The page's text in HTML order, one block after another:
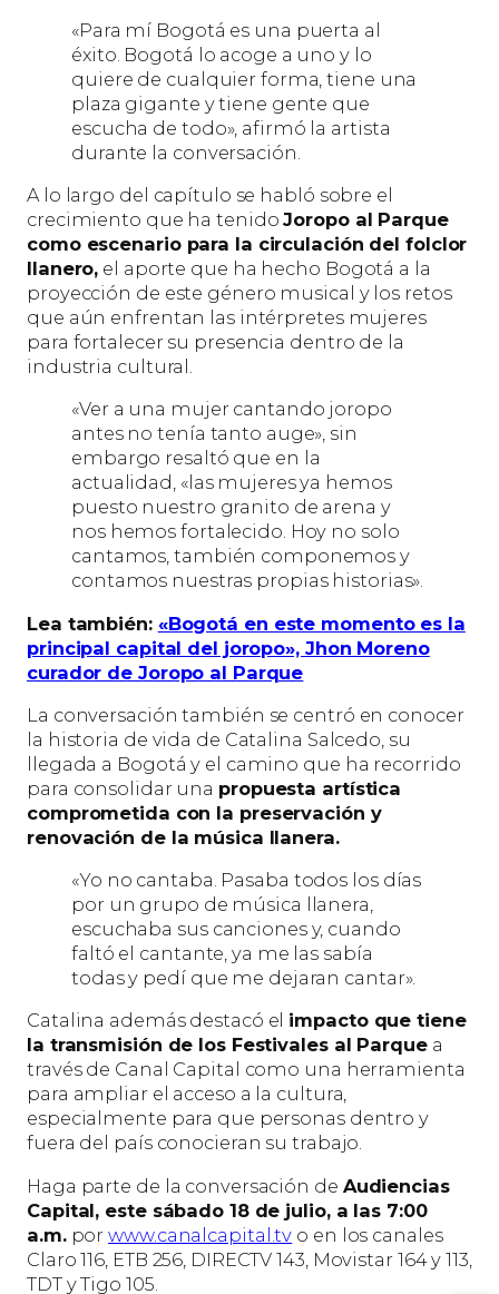
«Para mí Bogotá es una puerta al
éxito. Bogotá lo acoge a uno y lo
quiere de cualquier forma, tiene una
plaza gigante y tiene gente que
escucha de todo», afirmó la artista
durante la conversación.
A lo largo del capítulo se habló sobre el
crecimiento que ha tenidoJoropo al Parque
como escenario para la circulación del folclor
llanero, el aporte que ha hecho Bogotá a la
proyección de este género musical y los retos
que aún enfrentan las intérpretes mujeres
para fortalecer su presencia dentro de la
industria cultural.
«Ver a una mujer cantando joropo
antes no tenía tanto auge», sin
embargo resaltó que en la
actualidad, «las mujeres ya hemos
puesto nuestro granito de arena y
nos hemos fortalecido. Hoy no solo
cantamos, también componemos y
contamos nuestras propias historias».
Lea también: «Bogotá en este momento es la
principal capital del joropo», Jhon Moreno
curador de Joropo al Parque
La conversación también se centró en conocer
la historia de vida de Catalina Salcedo, su
llegada a Bogotá y el camino que ha recorrido
para consolidar una propuesta artística
comprometida con la preservación y
renovación de la música llanera.
«Yo no cantaba. Pasaba todos los días
por un grupo de música llanera,
escuchaba sus canciones y, cuando
faltó el cantante, ya me las sabía
todas y pedí que me dejaran cantar».
Catalina además destacó el impacto que tiene
la transmisión de los Festivales al Parquea
través de Canal Capital como una herramienta
para ampliar el acceso a la cultura,
especialmente para que personas dentro y
fuera del país conocieran su trabajo.
Haga parte de la conversación de Audiencias
Capital, este sábado 18 de julio, a las 7:00
a.m.porwww.canalcapital.tv o en los canales
Claro 116, ETB 256, DIRECTV 143, Movistar 164 y 113,
TDT y Tigo 105.